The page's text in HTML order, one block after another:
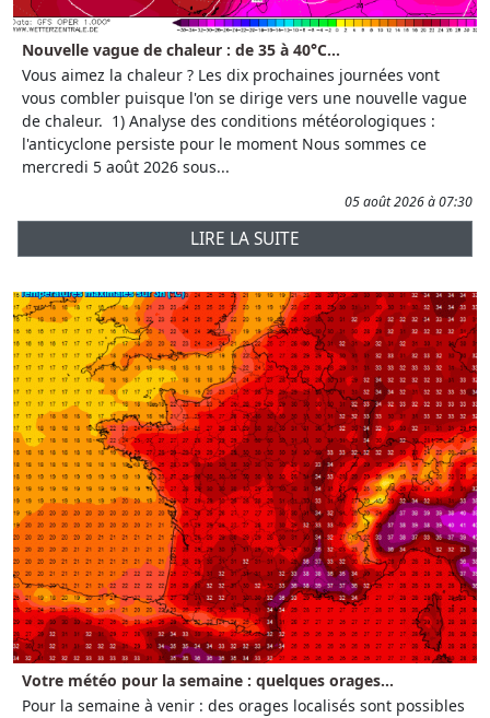
Nouvelle vague de chaleur : de 35 à 40°C...
Vous aimez la chaleur ? Les dix prochaines journées vont
vous combler puisque l'on se dirige vers une nouvelle vague
de chaleur. 1) Analyse des conditions météorologiques :
l'anticyclone persiste pour le moment Nous sommes ce
mercredi 5 août 2026 sous...
05 août 2026 à 07:30
LIRE LA SUITE
Votre météo pour la semaine : quelques orages...
Pour la semaine à venir : des orages localisés sont possibles